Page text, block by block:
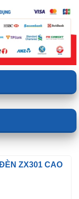
ZX301 CAO